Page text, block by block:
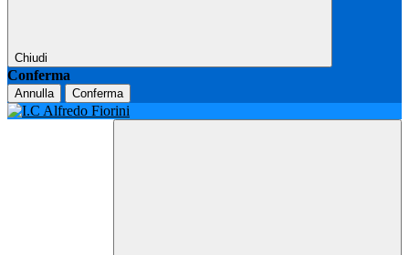
Chiudi
Conferma
Annulla Conferma